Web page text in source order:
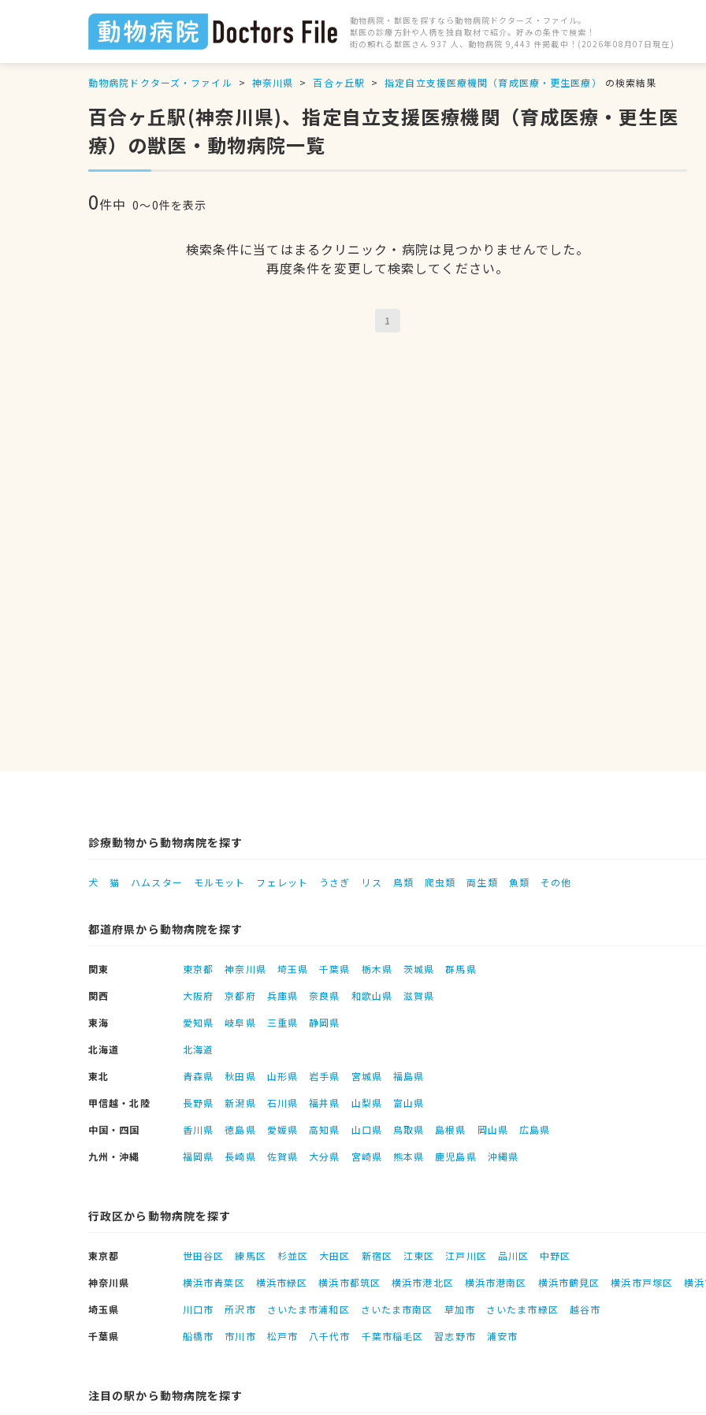
動物病院・獣医を探すなら動物病院ドクターズ・ファイル。
獣医の診療方針や人柄を独自取材で紹介。好みの条件で検索！
街の頼れる獣医さん 937 人、動物病院 9,443 件掲載中！(2026年08月07日現在)
動物病院ドクターズ・ファイル 神奈川県 百合ヶ丘駅 指定自立支援医療機関（育成医療・更生医療） の検索結果
百合ヶ丘駅(神奈川県)、指定自立支援医療機関（育成医療・更生医
療）の獣医・動物病院一覧
0件中 0〜0件を表示
検索条件に当てはまるクリニック・病院は見つかりませんでした。
再度条件を変更して検索してください。
1
診療動物から動物病院を探す
犬 猫 ハムスター モルモット フェレット うさぎ リス 鳥類 爬虫類 両生類 魚類 その他
都道府県から動物病院を探す
関東 東京都 神奈川県 埼玉県 千葉県 栃木県 茨城県
群馬県
関西
大阪府 京都府 兵庫県 奈良県 和歌山県
滋賀県
東海
愛知県 岐阜県 三重県
静岡県
北海道
北海道
東北
青森県 秋田県 山形県 岩手県 宮城県
福島県
甲信越・北陸
長野県 新潟県 石川県 福井県 山梨県
富山県
中国・四国
香川県 徳島県 愛媛県 高知県 山口県 鳥取県 島根県 岡山県
広島県
九州・沖縄
福岡県 長崎県 佐賀県 大分県 宮崎県 熊本県 鹿児島県 沖縄県
行政区から動物病院を探す
東京都 世田谷区 練馬区 杉並区 大田区 新宿区 江東区 江戸川区 品川区
中野区
神奈川県
横浜市青葉区 横浜市緑区 横浜市都筑区 横浜市港北区 横浜市港南区 横浜市鶴見区 横浜市戸塚区
横
埼玉県
川口市 所沢市 さいたま市浦和区 さいたま市南区 草加市 さいたま市緑区
越谷市
千葉県
船橋市 市川市 松戸市 八千代市 千葉市稲毛区 習志野市 浦安市
注目の駅から動物病院を探す